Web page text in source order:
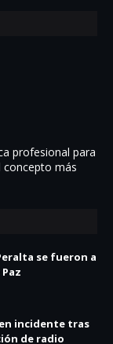
profesional para
más
se fueron a
incidente tras
de radio